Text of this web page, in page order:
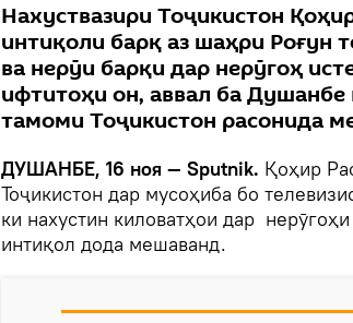
Нахуствазири Тоҷикистон
интиқоли барқ аз шаҳри Роғун
ва нерӯи барқи дар нерӯгоҳ
ифтитоҳи он, аввал ба Душанбе
тамоми Тоҷикистон расонида
ДУШАНБЕ, 16 ноя — Sputnik. Қоҳир
Тоҷикистон дар мусоҳиба бо
ки нахустин киловатҳои дар
интиқол дода мешаванд.